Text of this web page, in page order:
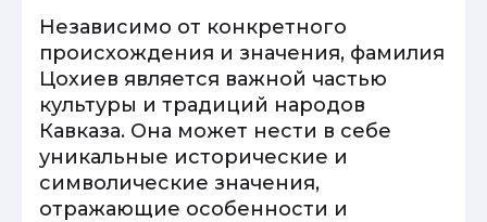
Независимо от конкретного
происхождения и значения, фамилия
Цохиев является важной частью
культуры и традиций народов
Кавказа. Она может нести в себе
уникальные исторические и
символические значения,
отражающие особенности и